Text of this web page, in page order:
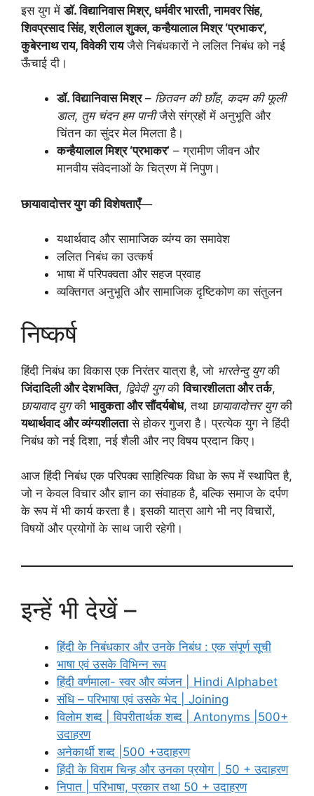
इस युग मेंडॉ. विद्यानिवास मिश्र, धर्मवीर भारती, नामवर सिंह,
शिवप्रसाद सिंह, श्रीलाल शुक्ल, कन्हैयालाल मिश्र ‘प्रभाकर’,
कुबेरनाथ राय, विवेकी रायजैसे निबंधकारों ने ललित निबंध को नई
ऊँचाई दी।
डॉ. विद्यानिवास मिश्र– छितवन की छाँह, कदम की फूली
डाल, तुम चंदन हम पानीजैसे संग्रहों में अनुभूति और
चिंतन का सुंदर मेल मिलता है।
कन्हैयालाल मिश्र ‘प्रभाकर’ – ग्रामीण जीवन और
मानवीय संवेदनाओं के चित्रण में निपुण।
छायावादोत्तर युग की विशेषताएँ—
यथार्थवाद और सामाजिक व्यंग्य का समावेश
ललित निबंध का उत्कर्ष
भाषा में परिपक्वता और सहज प्रवाह
व्यक्तिगत अनुभूति और सामाजिक दृष्टिकोण का संतुलन
निष्कर्ष
हिंदी निबंध का विकास एक निरंतर यात्रा है, जो भारतेन्दु युगकी
जिंदादिली और देशभक्ति, द्विवेदी युगकीविचारशीलता और तर्क,
छायावाद युगकी भावुकता और सौंदर्यबोध, तथा छायावादोत्तर युगकी
यथार्थवाद और व्यंग्यशीलतासे होकर गुजरा है। प्रत्येक युग ने हिंदी
निबंध को नई दिशा, नई शैली और नए विषय प्रदान किए।
आज हिंदी निबंध एक परिपक्व साहित्यिक विधा के रूप में स्थापित है,
जो न केवल विचार और ज्ञान का संवाहक है, बल्कि समाज के दर्पण
के रूप में भी कार्य करता है। इसकी यात्रा आगे भी नए विचारों,
विषयों और प्रयोगों के साथ जारी रहेगी।
इन्हें भी देखें –
हिंदी के निबंधकार और उनके निबंध : एक संपूर्ण सूची
भाषा एवं उसके विभिन्न रूप
हिंदी वर्णमाला- स्वर और व्यंजन | Hindi Alphabet
संधि – परिभाषा एवं उसके भेद | Joining
विलोम शब्द | विपरीतार्थक शब्द | Antonyms |500+
उदाहरण
अनेकार्थी शब्द |500 +उदाहरण
हिंदी के विराम चिन्ह और उनका प्रयोग | 50 + उदाहरण
निपात | परिभाषा, प्रकार तथा 50 + उदाहरण